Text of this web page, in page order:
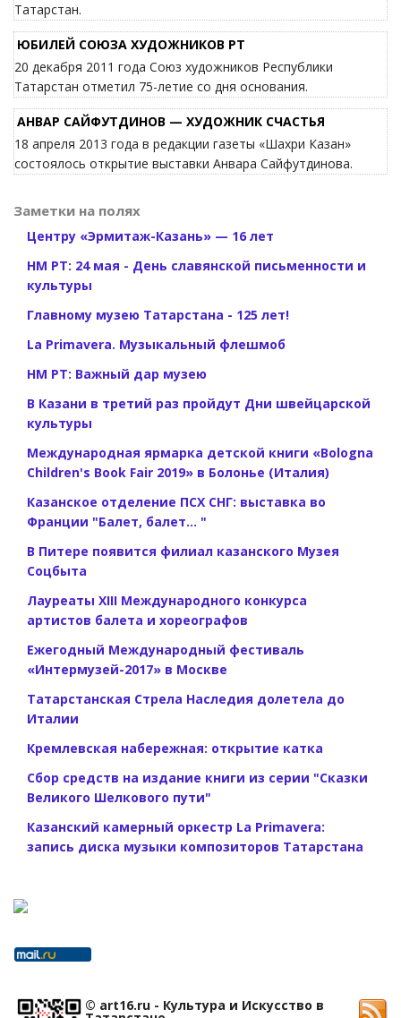
Татарстан.
ЮБИЛЕЙ СОЮЗА ХУДОЖНИКОВ РТ
20 декабря 2011 года Союз художников Республики
Татарстан отметил 75-летие со дня основания.
АНВАР САЙФУТДИНОВ — ХУДОЖНИК СЧАСТЬЯ
18 апреля 2013 года в редакции газеты «Шахри Казан»
состоялось открытие выставки Анвара Сайфутдинова.
Заметки на полях
Центру «Эрмитаж-Казань» — 16 лет
НМ РТ: 24 мая - День славянской письменности и
культуры
Главному музею Татарстана - 125 лет!
La Primavera. Музыкальный флешмоб
НМ РТ: Важный дар музею
В Казани в третий раз пройдут Дни швейцарской
культуры
Международная ярмарка детской книги «Bologna
Children's Book Fair 2019» в Болонье (Италия)
Казанское отделение ПСХ СНГ: выставка во
Франции "Балет, балет... "
В Питере появится филиал казанского Музея
Соцбыта
Лауреаты XIII Международного конкурса
артистов балета и хореографов
Ежегодный Международный фестиваль
«Интермузей-2017» в Москве
Татарстанская Стрела Наследия долетела до
Италии
Кремлевская набережная: открытие катка
Сбор средств на издание книги из серии "Сказки
Великого Шелкового пути"
Казанский камерный оркестр La Primavera:
запись диска музыки композиторов Татарстана
© art16.ru - Культура и Искусство в